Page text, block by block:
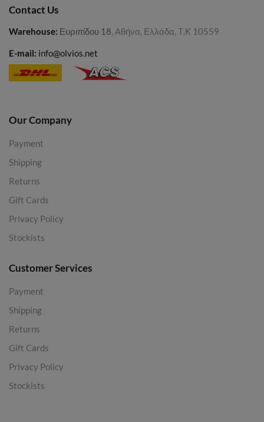
Contact Us
Warehouse: Ευριπίδου 18, Αθήνα, Ελλάδα, Τ.Κ 10559
E-mail: info@olvios.net
Our Company
Payment
Shipping
Returns
Gift Cards
Privacy Policy
Stockists
Customer Services
Payment
Shipping
Returns
Gift Cards
Privacy Policy
Stockists